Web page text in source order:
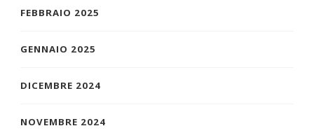
FEBBRAIO 2025
GENNAIO 2025
DICEMBRE 2024
NOVEMBRE 2024